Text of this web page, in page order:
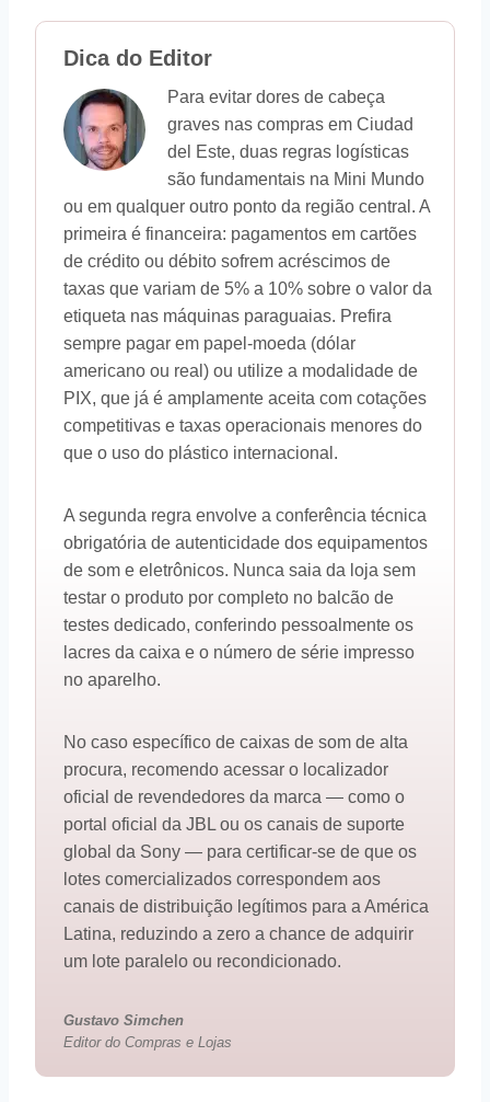
Dica do Editor
Para evitar dores de cabeça
graves nas compras em Ciudad
del Este, duas regras logísticas
são fundamentais na Mini Mundo
ou em qualquer outro ponto da região central. A
primeira é financeira: pagamentos em cartões
de crédito ou débito sofrem acréscimos de
taxas que variam de 5% a 10% sobre o valor da
etiqueta nas máquinas paraguaias. Prefira
sempre pagar em papel-moeda (dólar
americano ou real) ou utilize a modalidade de
PIX, que já é amplamente aceita com cotações
competitivas e taxas operacionais menores do
que o uso do plástico internacional.
A segunda regra envolve a conferência técnica
obrigatória de autenticidade dos equipamentos
de som e eletrônicos. Nunca saia da loja sem
testar o produto por completo no balcão de
testes dedicado, conferindo pessoalmente os
lacres da caixa e o número de série impresso
no aparelho.
No caso específico de caixas de som de alta
procura, recomendo acessar o localizador
oficial de revendedores da marca — como o
portal oficial da JBL ou os canais de suporte
global da Sony — para certificar-se de que os
lotes comercializados correspondem aos
canais de distribuição legítimos para a América
Latina, reduzindo a zero a chance de adquirir
um lote paralelo ou recondicionado.
Gustavo Simchen
Editor do Compras e Lojas